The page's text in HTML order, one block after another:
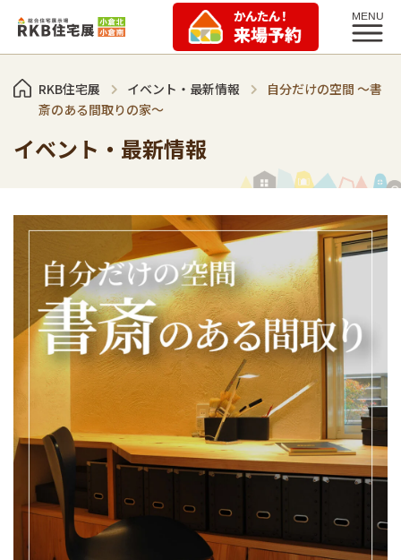
RKB住宅展 イベント・最新情報
自分だけの空間 ～書
斎のある間取りの家～
イベント・最新情報